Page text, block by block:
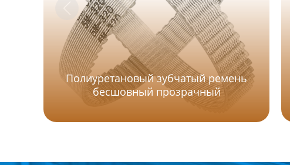
Полиуретановый зубчатый ремень
бесшовный прозрачный